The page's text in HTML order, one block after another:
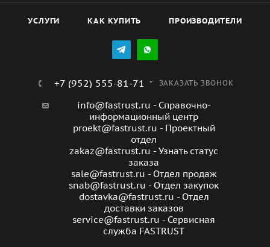
оцинкованной стали. Допустимая температура
перемещаемого воздуха от –40 до +70°С. Фильтры ZFK
УСЛУГИ КАК КУПИТЬ ПРОИЗВОДИТЕЛИ
+7 (952) 555-81-71 ЗАКАЗАТЬ ЗВОНОК
info@fastrust.ru - Справочно-
информационный центр
proekt@fastrust.ru - Проектный
отдел
zakaz@fastrust.ru - Узнать статус
заказа
sale@fastrust.ru - Отдел продаж
snab@fastrust.ru - Отдел закупок
dostavka@fastrust.ru - Отдел
доставки заказов
service@fastrust.ru - Сервисная
служба FASTRUST